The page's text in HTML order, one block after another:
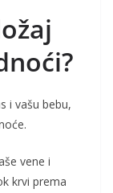
i vašu bebu,
vene i
krvi prema